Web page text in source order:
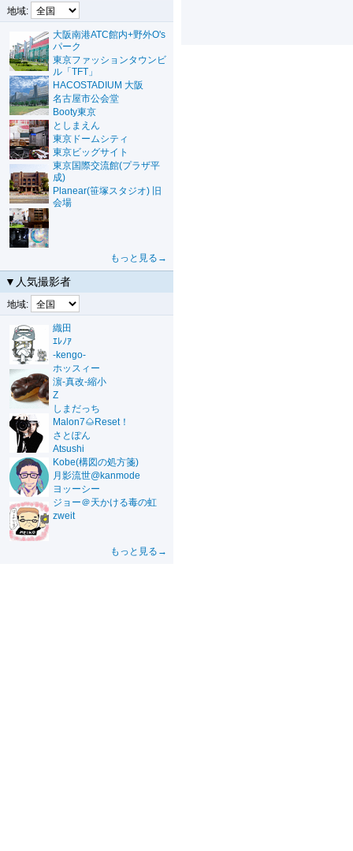
地域:
大阪南港ATC館内+野外O's
パーク
東京ファッションタウンビ
ル「TFT」
HACOSTADIUM 大阪
名古屋市公会堂
Booty東京
としまえん
東京ドームシティ
東京ビッグサイト
東京国際交流館(プラザ平
成)
Planear(笹塚スタジオ) 旧
会場
もっと見る→
▼人気撮影者
地域:
織田
ｴﾚﾉｱ
-kengo-
ホッスィー
濵-真改-縮小
Z
しまだっち
Malon7🌰Reset！
さとぽん
Atsushi
Kobe(構図の処方箋)
月影流世@kanmode
ヨッーシー
ジョー＠天かける毒の虹
zweit
もっと見る→